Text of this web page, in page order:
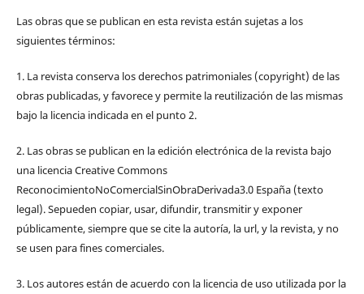
Las obras que se publican en esta revista están sujetas a los
siguientes términos:
1. La revista conserva los derechos patrimoniales (copyright) de las
obras publicadas, y favorece y permite la reutilización de las mismas
bajo la licencia indicada en el punto 2.
2. Las obras se publican en la edición electrónica de la revista bajo
una licencia Creative Commons
ReconocimientoNoComercialSinObraDerivada3.0 España (texto
legal). Sepueden copiar, usar, difundir, transmitir y exponer
públicamente, siempre que se cite la autoría, la url, y la revista, y no
se usen para fines comerciales.
3. Los autores están de acuerdo con la licencia de uso utilizada por la